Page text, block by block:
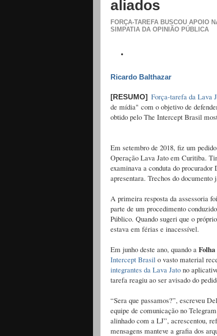
aliados
FORÇA-TAREFA BUSCOU APOIO
SIMPATIA DA OPINIÃO PÚBLICA
Ricardo Balthazar
[RESUMO] Força-tarefa da Lava
de mídia" com o objetivo de
obtido pelo The Intercept Brasil
Em setembro de 2018, fiz um
Operação Lava Jato em Curitiba.
examinava a conduta do
apresentara. Trechos do
A primeira resposta da assessoria
parte de um procedimento
Público. Quando sugeri que o
estava em férias e inacessível.
Em junho deste ano, quando a Folha
Intercept Brasil o vasto material
integrantes da Lava Jato no
tarefa reagiu ao ser avisado do
“Sera que passamos?”, escreveu
equipe de comunicação no
alinhado com a LJ”, acrescentou,
mensagens manteve a grafia dos